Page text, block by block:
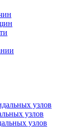
узлов
узлов
узлов